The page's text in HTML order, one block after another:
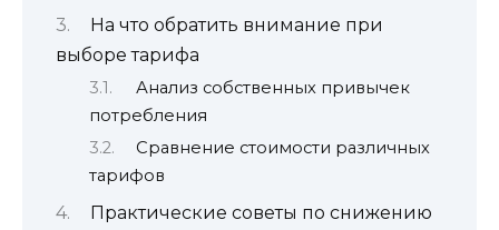
На что обратить внимание при
выборе тарифа
Анализ собственных привычек
потребления
Сравнение стоимости различных
тарифов
Практические советы по снижению